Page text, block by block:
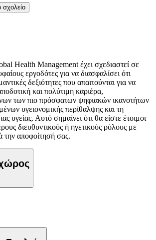
σχολείο
Health Management έχει σχεδιαστεί σε
εργοδότες για να διασφαλίσει ότι
δεξιότητες που απαιτούνται για να
και πολύτιμη καριέρα,
των πιο πρόσφατων ψηφιακών ικανοτήτων
υγειονομικής περίθαλψης και τη
υγείας. Αυτό σημαίνει ότι θα είστε έτοιμοι
διευθυντικούς ή ηγετικούς ρόλους με
την αποφοίτησή σας.